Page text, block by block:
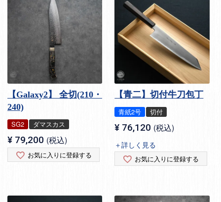
【Galaxy2】 全切(210・
240)
SG2 ダマスカス
¥ 79,200 税込
お気に入りに登録する
【青二】切付牛刀包丁
青紙2号 切付
¥ 76,120 税込
＋詳しく見る
お気に入りに登録する